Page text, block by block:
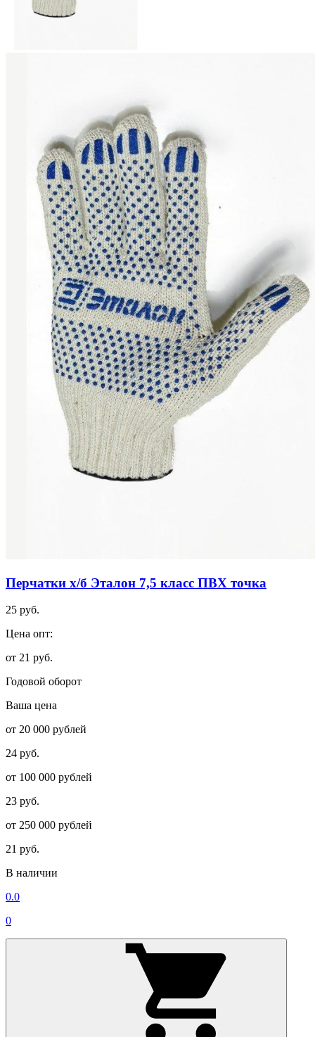
Перчатки х/б Эталон 7,5 класс ПВХ точка
25 руб.
Цена опт:
от 21 руб.
Годовой оборот
Ваша цена
от 20 000 рублей
24 руб.
от 100 000 рублей
23 руб.
от 250 000 рублей
21 руб.
В наличии
0.0
0